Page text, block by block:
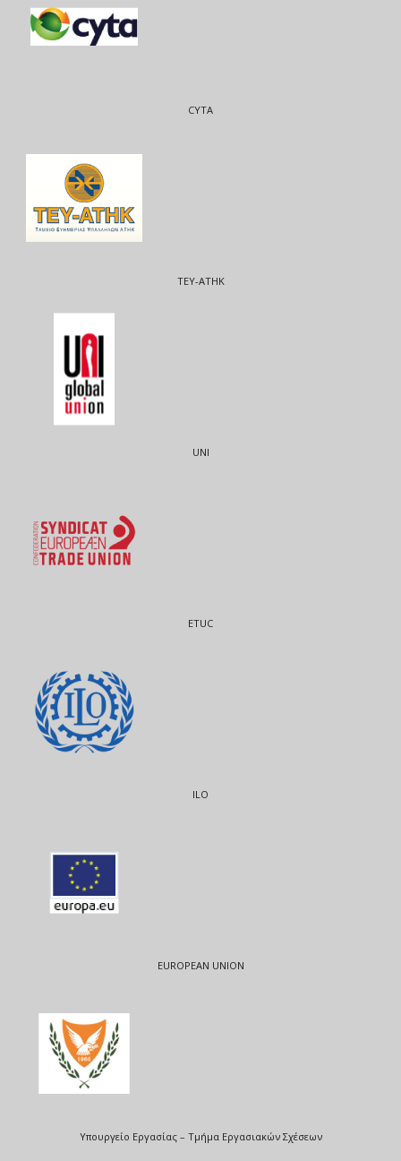
CYTA
ΤΕΥ-ΑΤΗΚ
UNI
ETUC
ILO
EUROPEAN UNION
Υπουργείο Εργασίας – Τμήμα Εργασιακών Σχέσεων